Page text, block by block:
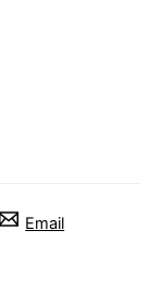
Email